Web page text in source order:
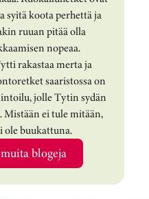
syitä koota perhettä ja
ruuan pitää olla
nopeaa.
rakastaa merta ja
saaristossa on
jolle Tytin sydän
ei tule mitään,
ole buukattuna.
blogeja